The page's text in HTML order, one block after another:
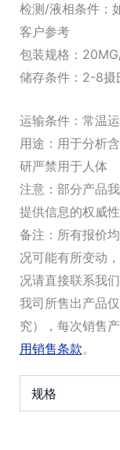
检测/液相条件：
客户参考
包装规格：
储存条件：2-8摄
运输条件：常温
用途：用于分析
研严禁用于人体
注意：部分产品
提供信息的权威
备注：所有报价
况可能有所变动
况请直接联系我们
我司所售出产品
究），每次销售
用销售条款。
规格